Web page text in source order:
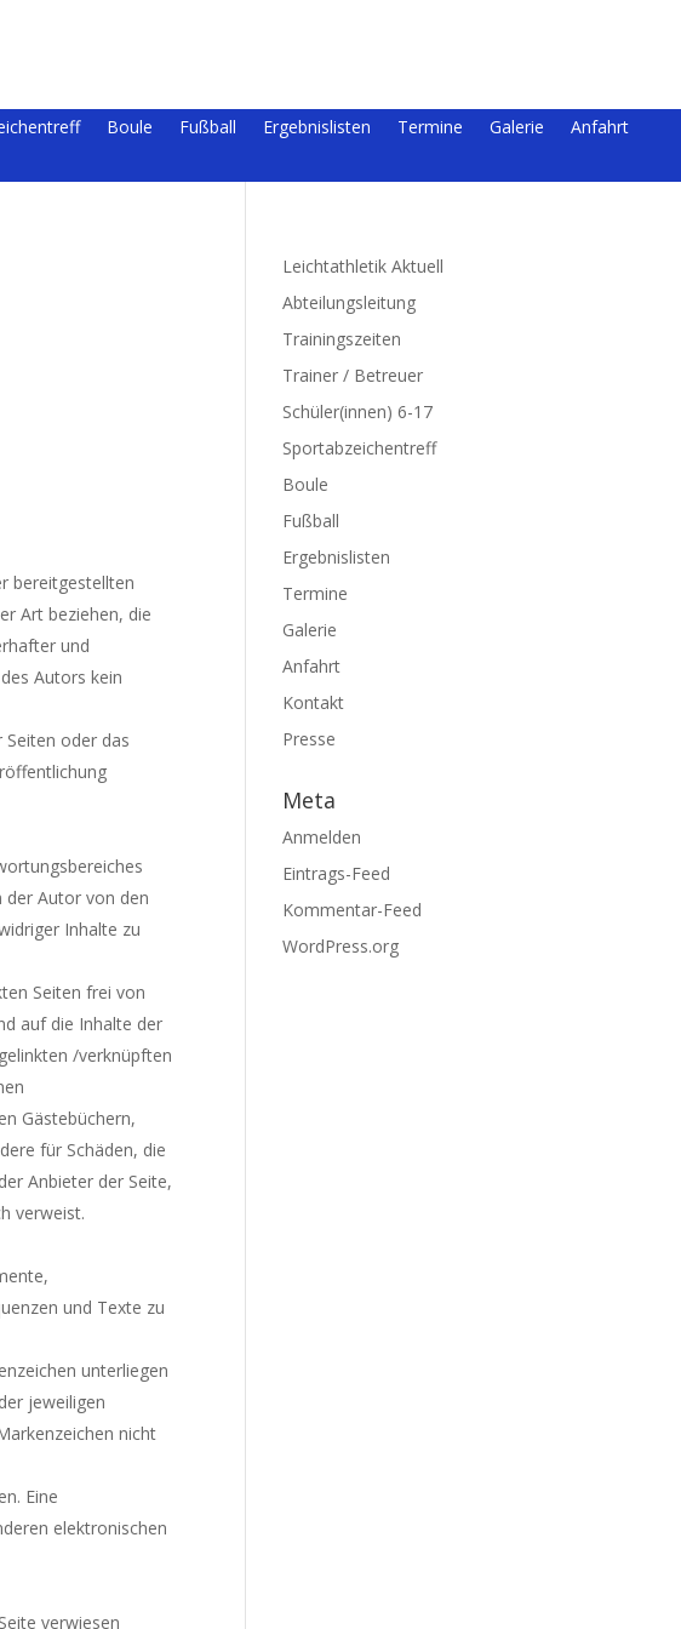
Boule Fußball Ergebnislisten Termine Galerie
Anfahrt
bereitgestellten
Art beziehen, die
und
Autors kein
oder das
der Autor von den
Inhalte zu
Seiten frei von
auf die Inhalte der
/verknüpften
Gästebüchern,
für Schäden, die
Anbieter der Seite,
verweist.
und Texte zu
unterliegen
jeweiligen
nicht
Eine
elektronischen
verwiesen
Leichtathletik Aktuell
Abteilungsleitung
Trainingszeiten
Trainer / Betreuer
Schüler(innen) 6-17
Sportabzeichentreff
Boule
Fußball
Ergebnislisten
Termine
Galerie
Anfahrt
Kontakt
Presse
Meta
Anmelden
Eintrags-Feed
Kommentar-Feed
WordPress.org